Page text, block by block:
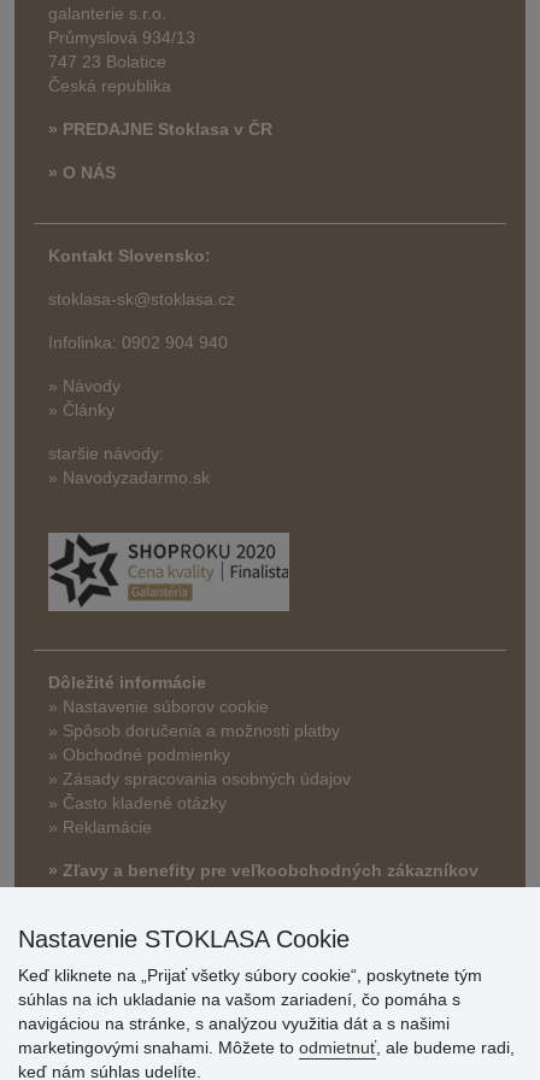
galanterie s.r.o.
Průmyslová 934/13
747 23 Bolatice
Česká republika
» PREDAJNE Stoklasa v ČR
» O NÁS
Kontakt Slovensko:
stoklasa-sk@stoklasa.cz
Infolinka: 0902 904 940
» Návody
» Články
staršie návody:
» Navodyzadarmo.sk
Dôležité informácie
» Nastavenie súborov cookie
» Spôsob doručenia a možnosti platby
» Obchodné podmienky
» Zásady spracovania osobných údajov
» Často kladené otázky
» Reklamácie
» Zľavy a benefity pre veľkoobchodných zákazníkov
Nastavenie STOKLASA Cookie
Keď kliknete na „Prijať všetky súbory cookie“, poskytnete tým
súhlas na ich ukladanie na vašom zariadení, čo pomáha s
navigáciou na stránke, s analýzou využitia dát a s našimi
marketingovými snahami. Môžete to odmietnuť, ale budeme radi,
keď nám súhlas udelíte.